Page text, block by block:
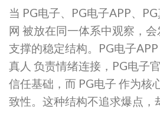
当 PG电子、PG电子APP、
网 被放在同一体系中观察，
支撑的稳定结构。PG电子
真人 负责情绪连接，PG电子
信任基础，而 PG电子 作为核
致性。这种结构不追求爆点，